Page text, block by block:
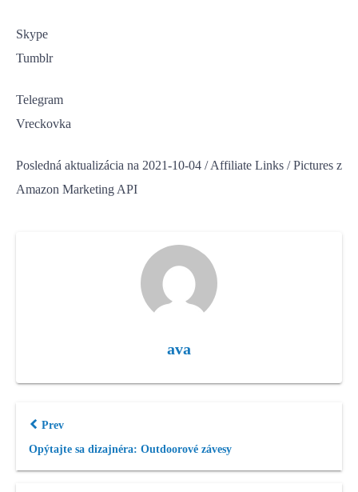
Skype
Tumblr
Telegram
Vreckovka
Posledná aktualizácia na 2021-10-04 / Affiliate Links / Pictures z
Amazon Marketing API
ava
Prev
Opýtajte sa dizajnéra: Outdoorové závesy